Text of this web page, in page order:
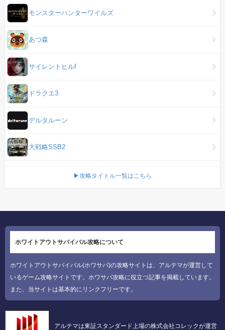
モンスターハンターワイルズ
あつ森
サイレントヒルf
ドラクエ3
デルタルーン
大戦略SSB2
▶攻略タイトル一覧はこちら
ホワイトアウトサバイバル攻略について
ホワイトアウトサバイバル(ホワサバ)の攻略サイトは、アルテマが運営して
いるゲーム攻略サイトです。ホワサバ攻略に役立つ記事を掲載しています。
また、当サイトは基本的にリンクフリーです。
アルテマは東証スタンダード上場の株式会社コレックが運営